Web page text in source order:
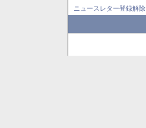
ニュースレター登録解除